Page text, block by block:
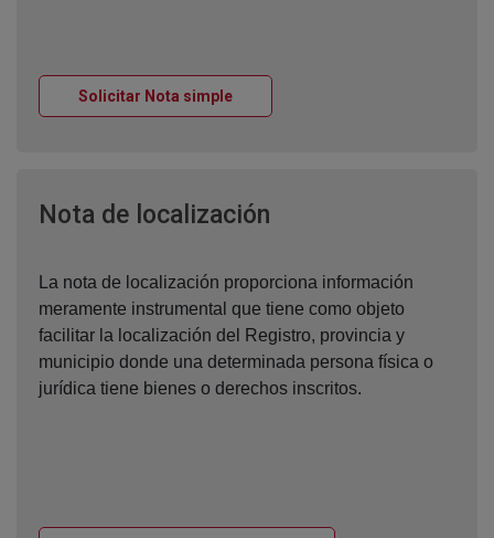
Solicitar Nota simpleVentana nueva
Nota de localización
La nota de localización proporciona información
meramente instrumental que tiene como objeto
facilitar la localización del Registro, provincia y
municipio donde una determinada persona física o
jurídica tiene bienes o derechos inscritos.